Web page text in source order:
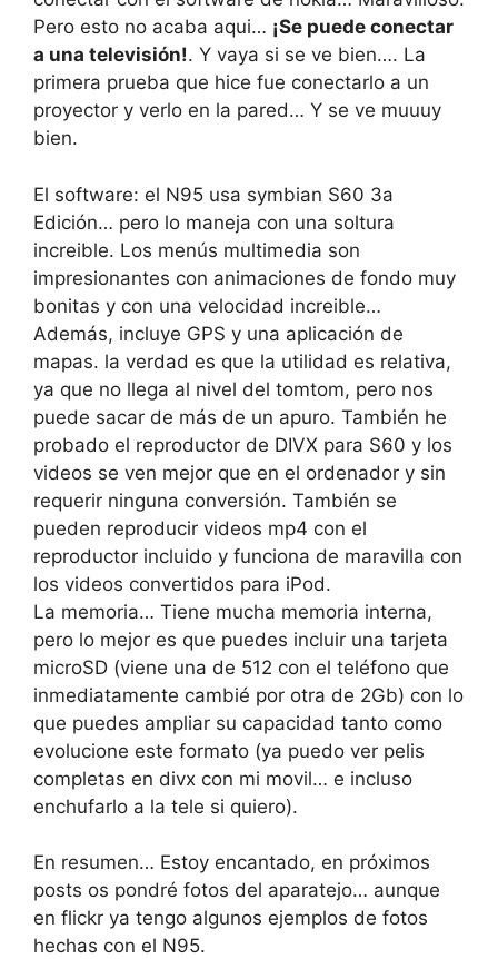
Pero esto no acaba aqui… ¡Se puede conectar
a una televisión!. Y vaya si se ve bien…. La
primera prueba que hice fue conectarlo a un
proyector y verlo en la pared… Y se ve muuuy
bien.
El software: el N95 usa symbian S60 3a
Edición… pero lo maneja con una soltura
increible. Los menús multimedia son
impresionantes con animaciones de fondo muy
bonitas y con una velocidad increible…
Además, incluye GPS y una aplicación de
mapas. la verdad es que la utilidad es relativa,
ya que no llega al nivel del tomtom, pero nos
puede sacar de más de un apuro. También he
probado el reproductor de DIVX para S60 y los
videos se ven mejor que en el ordenador y sin
requerir ninguna conversión. También se
pueden reproducir videos mp4 con el
reproductor incluido y funciona de maravilla con
los videos convertidos para iPod.
La memoria… Tiene mucha memoria interna,
pero lo mejor es que puedes incluir una tarjeta
microSD (viene una de 512 con el teléfono que
inmediatamente cambié por otra de 2Gb) con lo
que puedes ampliar su capacidad tanto como
evolucione este formato (ya puedo ver pelis
completas en divx con mi movil… e incluso
enchufarlo a la tele si quiero).
En resumen… Estoy encantado, en próximos
posts os pondré fotos del aparatejo… aunque
en flickr ya tengo algunos ejemplos de fotos
hechas con el N95.